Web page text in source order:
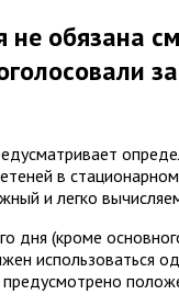
не обязана
в
и легко
дня (кроме
использоваться
предусмотрено